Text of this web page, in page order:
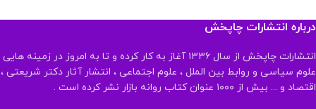
درباره انتشارات چاپخش
انتشارات چاپخش از سال ۱۳۳۶ آغاز به کار کرده و تا به امروز در زمینه هایی
علوم سیاسی و روابط بین الملل ، علوم اجتماعی ، انتشار آثار دکتر شریعتی ،
اقتصاد و ... بیش از ۱۰۰۰ عنوان کتاب روانه بازار نشر کرده است .